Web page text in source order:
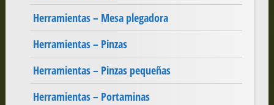
Herramientas – Mesa plegadora
Herramientas – Pinzas
Herramientas – Pinzas pequeñas
Herramientas – Portaminas